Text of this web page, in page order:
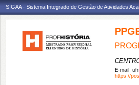
SIGAA - Sistema Integrado de Gestão de Atividades
E-mail:
https://